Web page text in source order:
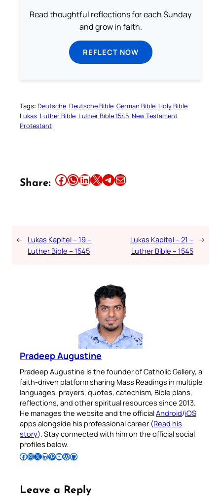
Read thoughtful reflections for each Sunday
and grow in faith.
REFLECT NOW
Tags: Deutsche Deutsche Bible German Bible Holy Bible
Lukas Luther Bible Luther Bible 1545 New Testament
Protestant
Share: Share this article on Facebook Share this article on WhatsApp Share this article on LinkedIn Share this article on X Share this article on TelegramEmail this Article
← Lukas Kapitel – 19 –
Luther Bible – 1545
Lukas Kapitel – 21 –
Luther Bible – 1545
→
Pradeep Augustine
Pradeep Augustine is the founder of Catholic Gallery, a
faith-driven platform sharing Mass Readings in multiple
languages, prayers, quotes, catechism, Bible plans,
reflections, and other spiritual resources since 2013.
He manages the website and the officialAndroid/iOS
apps alongside his professional career (Read his
story). Stay connected with him on the official social
profiles below.
Follow Pradeep on Facebook Follow Pradeep on InstagramFollow Pradeep on X Follow Pradeep on LinkedIn Follow Pradeep on Pinterest Subscribe to Pradeep’s Youtube Channel Follow Pradeep on WordPress Follow Pradeep on GitHub
Leave a Reply